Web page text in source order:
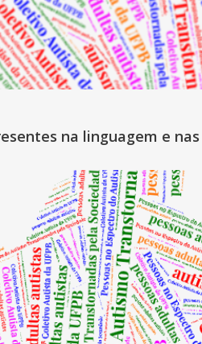
na linguagem e